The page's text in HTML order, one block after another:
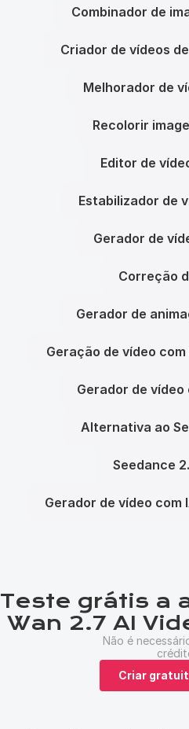
Combinador de
Criador de vídeos
Melhorador de
Recolorir
Editor de
Estabilizador de
Gerador de
Correção
Gerador de
Geração de vídeo
Gerador de vídeo
Alternativa ao
Seedance
Gerador de vídeo com
Teste grátis a
Wan 2.7 AI
Não é
Criar